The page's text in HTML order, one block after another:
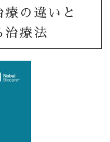
療の違いと
治療法